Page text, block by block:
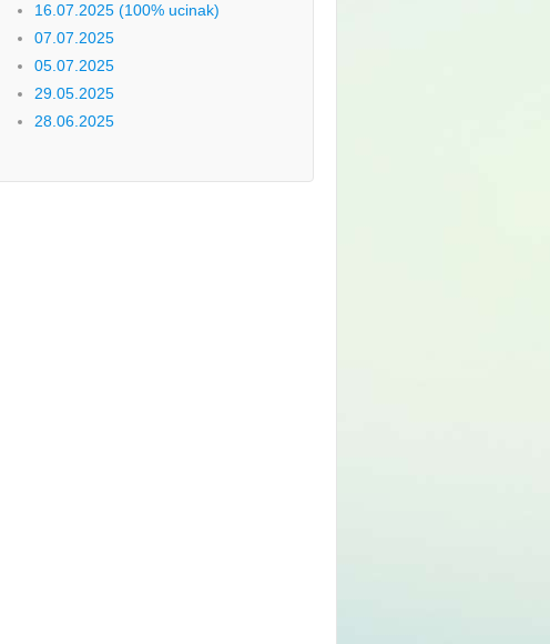
16.07.2025 (100% ucinak)
07.07.2025
05.07.2025
29.05.2025
28.06.2025